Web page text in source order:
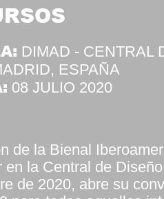
DIMAD - CENTRAL
ESPAÑA
08 JULIO 2020
de la Bienal
en la Central de
de 2020, abre su